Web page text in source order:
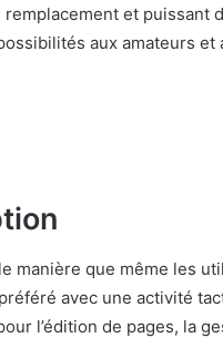
et puissant
aux amateurs et
manière que même les
avec une activité
l’édition de pages, la